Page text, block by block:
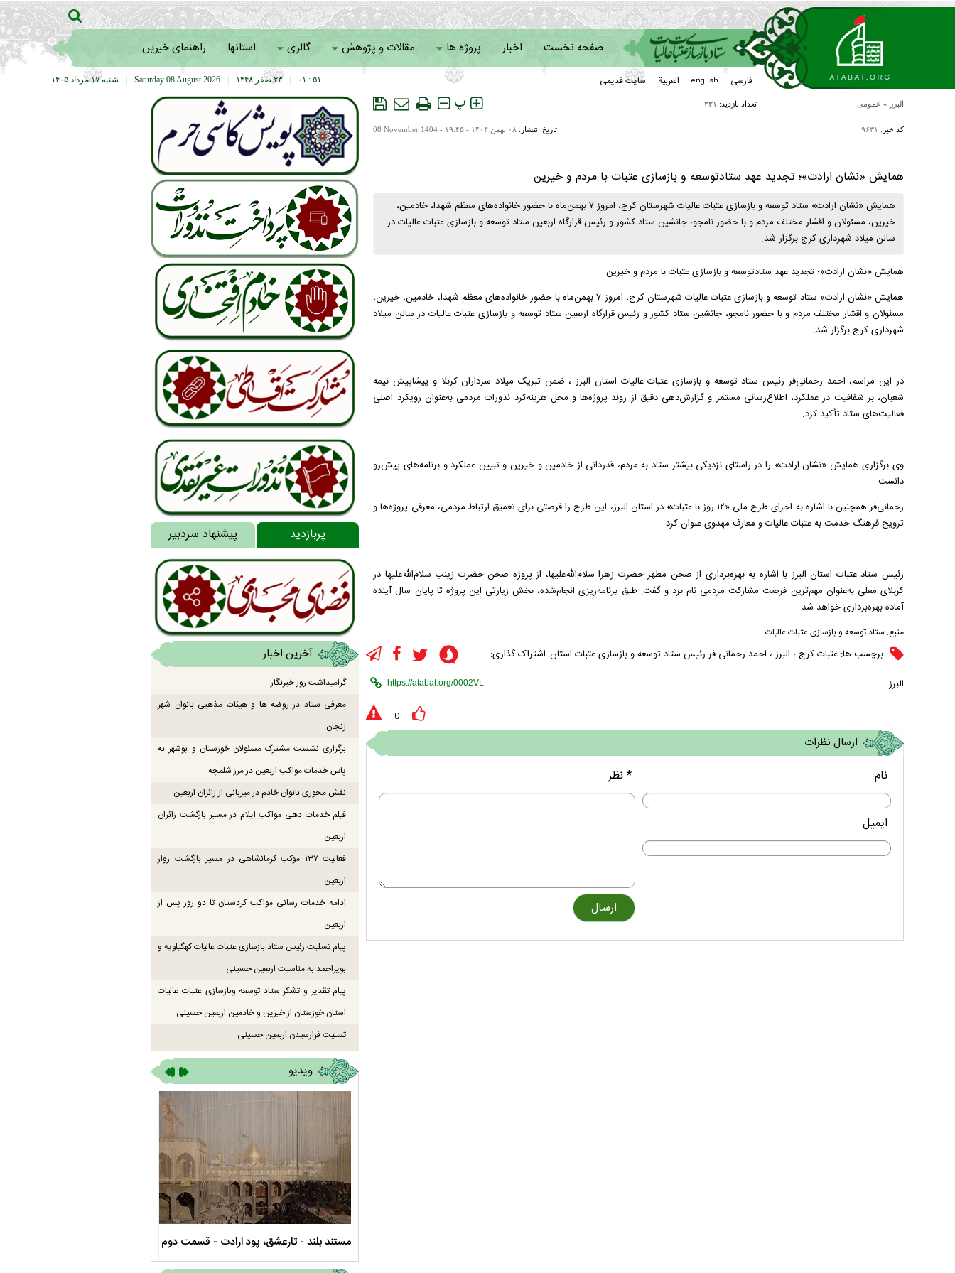
صفحه نخست اخبار پروژه ها مقالات و پژوهش گالری استانها راهنمای خیرین
سامانه خادمان فارسی english العربیة سایت قدیمی شنبه ۱۷ مرداد ۱۴۰۵ Saturday 08 August 2026 ۲۳ صفر ۱۴۴۸ ۵۱ : ۰۱
البرز » عمومی تعداد بازدید: ۳۳۱ پ
کد خبر: ۹۶۳۱ تاریخ انتشار: ۰۸ بهمن ۱۴۰۴ - ۱۹:۴۵ - 08 November 1404
همایش «نشان ارادت»؛ تجدید عهد ستادتوسعه و بازسازی عتبات با مردم و خیرین
همایش «نشان ارادت» ستاد توسعه و بازسازی عتبات عالیات شهرستان کرج، امروز ۷ بهمن‌ماه با حضور خانواده‌های معظم شهدا، خادمین،
خیرین، مسئولان و اقشار مختلف مردم و با حضور نامجو، جانشین ستاد کشور و رئیس قرارگاه اربعین ستاد توسعه و بازسازی عتبات عالیات در
سالن میلاد شهرداری کرج برگزار شد.
همایش «نشان ارادت»؛ تجدید عهد ستادتوسعه و بازسازی عتبات با مردم و خیرین
همایش «نشان ارادت» ستاد توسعه و بازسازی عتبات عالیات شهرستان کرج، امروز ۷ بهمن‌ماه با حضور خانواده‌های معظم شهدا، خادمین، خیرین،
مسئولان و اقشار مختلف مردم و با حضور نامجو، جانشین ستاد کشور و رئیس قرارگاه اربعین ستاد توسعه و بازسازی عتبات عالیات در سالن میلاد
شهرداری کرج برگزار شد.
در این مراسم، احمد رحمانی‌فر رئیس ستاد توسعه و بازسازی عتبات عالیات استان البرز ، ضمن تبریک میلاد سرداران کربلا و پیشاپیش نیمه
شعبان، بر شفافیت در عملکرد، اطلاع‌رسانی مستمر و گزارش‌دهی دقیق از روند پروژه‌ها و محل هزینه‌کرد نذورات مردمی به‌عنوان رویکرد اصلی
فعالیت‌های ستاد تأکید کرد.
وی برگزاری همایش «نشان ارادت» را در راستای نزدیکی بیشتر ستاد به مردم، قدردانی از خادمین و خیرین و تبیین عملکرد و برنامه‌های پیش‌رو
دانست.
رحمانی‌فر همچنین با اشاره به اجرای طرح ملی «۱۲ روز با عتبات» در استان البرز، این طرح را فرصتی برای تعمیق ارتباط مردمی، معرفی پروژه‌ها و
ترویج فرهنگ خدمت به عتبات عالیات و معارف مهدوی عنوان کرد.
رئیس ستاد عتبات استان البرز با اشاره به بهره‌برداری از صحن مطهر حضرت زهرا سلام‌الله‌علیها، از پروژه صحن حضرت زینب سلام‌الله‌علیها در
کربلای معلی به‌عنوان مهم‌ترین فرصت مشارکت مردمی نام برد و گفت: طبق برنامه‌ریزی انجام‌شده، بخش زیارتی این پروژه تا پایان سال آینده
آماده بهره‌برداری خواهد شد.
منبع: ستاد توسعه و بازسازی عتبات عالیات
برچسب ها: عتبات کرج ، البرز ، احمد رحمانی فر رئیس ستاد توسعه و بازسازی عتبات استان
البرز
اشتراک گذاری:
0
ارسال نظرات
نام
ایمیل
* نظر
پربازدید پیشنهاد سردبیر
آخرین اخبار
گرامیداشت روز خبرنگار
معرفی ستاد در روضه ها و هیئات مذهبی بانوان شهر
زنجان
برگزاری نشست مشترک مسئولان خوزستان و بوشهر به
پاس خدمات مواکب اربعین در مرز شلمچه
نقش محوری بانوان خادم در میزبانی از زائران اربعین
فیلم خدمات دهی مواکب ایلام در مسیر بازگشت زائران
اربعین
فعالیت ۱۳۷ موکب کرمانشاهی در مسیر بازگشت زوار
اربعین
ادامه خدمات رسانی مواکب کردستان تا دو روز پس از
اربعین
پیام تسلیت رئیس ستاد بازسازی عتبات عالیات کهگیلویه و
بویراحمد به مناسبت اربعین حسینی
پیام تقدیر و تشکر ستاد توسعه وبازسازی عتبات عالیات
استان خوزستان از خیرین و خادمین اربعین حسینی
تسلیت فرارسیدن اربعین حسینی
ویدیو
مستند بلند - تارعشق، پود ارادت - قسمت دوم